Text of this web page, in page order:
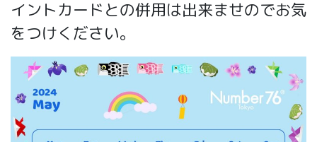
イントカードとの併用は出来ませのでお気
をつけください。